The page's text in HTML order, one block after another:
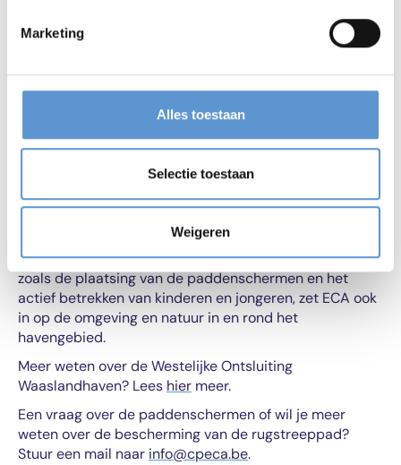
Marketing
Alles toestaan
Selectie toestaan
Weigeren
Enkele afgevangen
rugstreeppadden in een
emmer.
Containerbehandelingscapaciteit in het havengebied
Antwerpen’, kortweg ECA. Met gerichte maatregelen,
zoals de plaatsing van de paddenschermen en het
actief betrekken van kinderen en jongeren, zet ECA ook
in op de omgeving en natuur in en rond het
havengebied.
Meer weten over de Westelijke Ontsluiting
Waaslandhaven? Lees hier meer.
Een vraag over de paddenschermen of wil je meer
weten over de bescherming van de rugstreeppad?
Stuur een mail naar info@cpeca.be.